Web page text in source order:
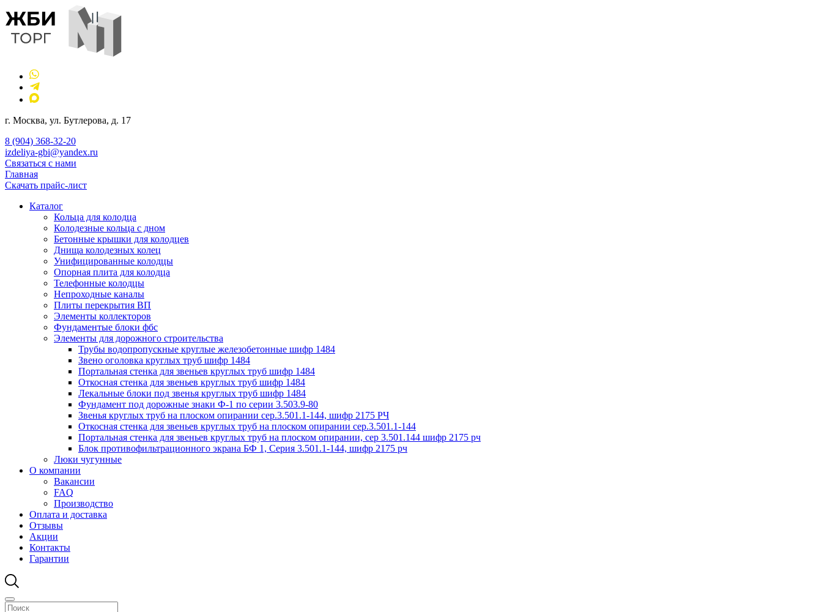
г. Москва, ул. Бутлерова, д. 17
8 (904) 368-32-20
izdeliya-gbi@yandex.ru
Связаться с нами
Главная
Скачать прайс-лист
Каталог
Кольца для колодца
Колодезные кольца с дном
Бетонные крышки для колодцев
Днища колодезных колец
Унифицированные колодцы
Опорная плита для колодца
Телефонные колодцы
Непроходные каналы
Плиты перекрытия ВП
Элементы коллекторов
Фундаментые блоки фбс
Элементы для дорожного строительства
Трубы водопропускные круглые железобетонные шифр 1484
Звено оголовка круглых труб шифр 1484
Портальная стенка для звеньев круглых труб шифр 1484
Откосная стенка для звеньев круглых труб шифр 1484
Лекальные блоки под звенья круглых труб шифр 1484
Фундамент под дорожные знаки Ф-1 по серии 3.503.9-80
Звенья круглых труб на плоском опирании сер.3.501.1-144, шифр 2175 РЧ
Откосная стенка для звеньев круглых труб на плоском опирании сер.3.501.1-144
Портальная стенка для звеньев круглых труб на плоском опирании, сер 3.501.144 шифр 2175 рч
Блок противофильтрационного экрана БФ 1, Серия 3.501.1-144, шифр 2175 рч
Люки чугунные
О компании
Вакансии
FAQ
Производство
Оплата и доставка
Отзывы
Акции
Контакты
Гарантии